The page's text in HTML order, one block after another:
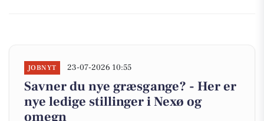
JOBNYT 23-07-2026 10:55
Savner du nye græsgange? - Her er
nye ledige stillinger i Nexø og
omegn